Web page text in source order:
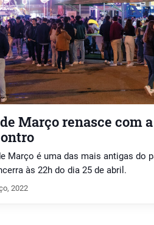
Março renasce com
Março é uma das mais antigas do
às 22h do dia 25 de abril.
2022